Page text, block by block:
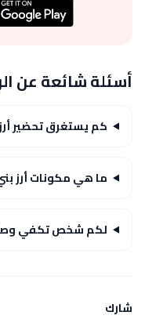
أسئلة شائعة عن
كم يستغرق تحضير
ما هي مكونات أرز
لكم شخص تكفي
شارك